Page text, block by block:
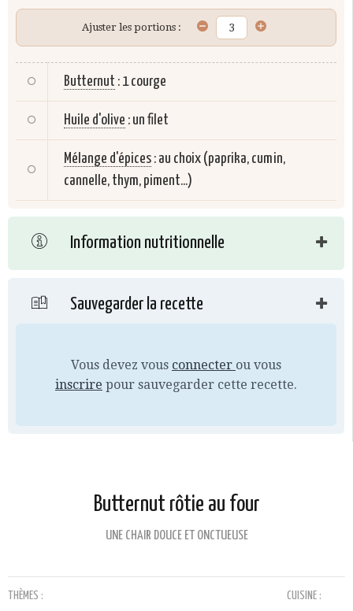
Ajuster les portions :
Butternut : 1 courge
Huile d'olive : un filet
Mélange d'épices : au choix (paprika, cumin,
cannelle, thym, piment...)
Information nutritionnelle
Sauvegarder la recette
Vous devez vous connecter ou vous
inscrire pour sauvegarder cette recette.
Butternut rôtie au four
UNE CHAIR DOUCE ET ONCTUEUSE
THÈMES : CUISINE :